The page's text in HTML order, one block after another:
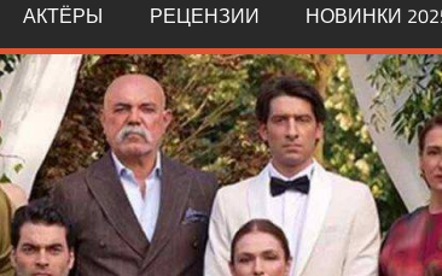
АКТЁРЫ РЕЦЕНЗИИ НОВИНКИ